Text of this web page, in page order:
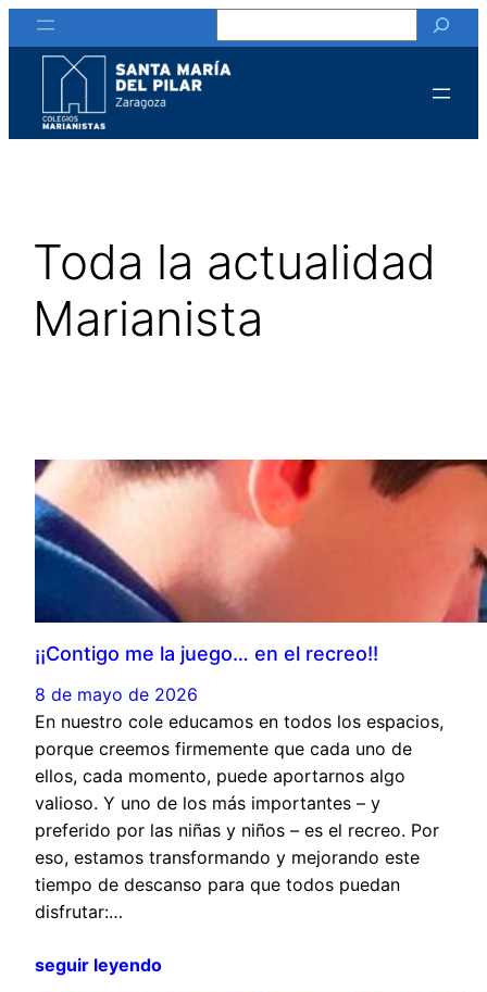
Saltar
al
contenido
Toda la actualidad
Marianista
¡¡Contigo me la juego… en el recreo!!
8 de mayo de 2026
En nuestro cole educamos en todos los espacios,
porque creemos firmemente que cada uno de
ellos, cada momento, puede aportarnos algo
valioso. Y uno de los más importantes – y
preferido por las niñas y niños – es el recreo. Por
eso, estamos transformando y mejorando este
tiempo de descanso para que todos puedan
disfrutar:…
seguir leyendo